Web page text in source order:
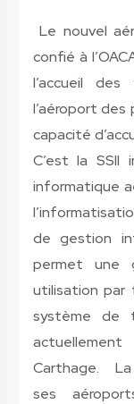
Le nouvel
confié à
l’accueil
l’aéroport
capacité
C’est la SSII
informatique
de gestion
permet une
utilisation par
système de
Carthage. La
ses